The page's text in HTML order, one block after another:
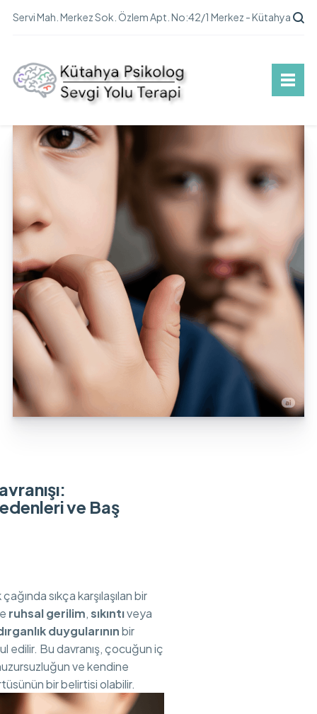
Servi Mah. Merkez Sok. Özlem Apt. No:42/1 Merkez - Kütahya
ve Baş
sıkça karşılaşılan bir
ruhsal gerilim,sıkıntıveya
duygularınınbir
edilir. Bu davranış, çocuğun iç
ve kendine
bir belirtisi olabilir.